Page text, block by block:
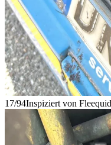
17/94Inspiziert von Fleequid